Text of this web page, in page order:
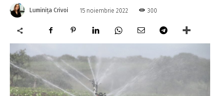
Luminița Crivoi 15 noiembrie 2022 300